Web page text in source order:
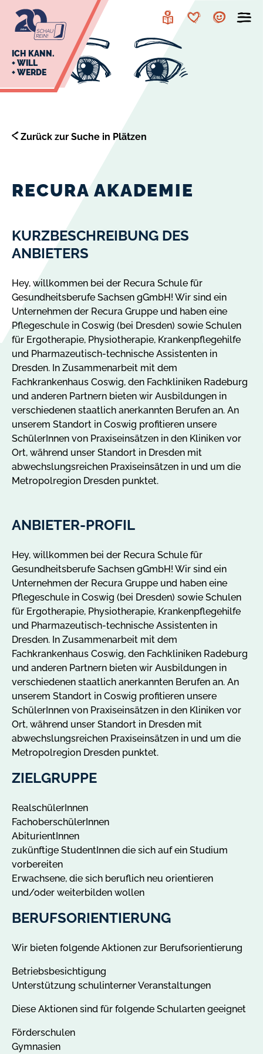
Navigation
Inhalt
Leichte
MerkzettelAccount
ICH KANN.
+ WILL
+ WERDE
Zurück zur Suche in Plätzen
RECURA AKADEMIE
KURZBESCHREIBUNG DES
ANBIETERS
Hey, willkommen bei der Recura Schule für
Gesundheitsberufe Sachsen gGmbH! Wir sind ein
Unternehmen der Recura Gruppe und haben eine
Pflegeschule in Coswig (bei Dresden) sowie Schulen
für Ergotherapie, Physiotherapie, Krankenpflegehilfe
und Pharmazeutisch-technische Assistenten in
Dresden. In Zusammenarbeit mit dem
Fachkrankenhaus Coswig, den Fachkliniken Radeburg
und anderen Partnern bieten wir Ausbildungen in
verschiedenen staatlich anerkannten Berufen an. An
unserem Standort in Coswig profitieren unsere
SchülerInnen von Praxiseinsätzen in den Kliniken vor
Ort, während unser Standort in Dresden mit
abwechslungsreichen Praxiseinsätzen in und um die
Metropolregion Dresden punktet.
ANBIETER-PROFIL
Hey, willkommen bei der Recura Schule für
Gesundheitsberufe Sachsen gGmbH! Wir sind ein
Unternehmen der Recura Gruppe und haben eine
Pflegeschule in Coswig (bei Dresden) sowie Schulen
für Ergotherapie, Physiotherapie, Krankenpflegehilfe
und Pharmazeutisch-technische Assistenten in
Dresden. In Zusammenarbeit mit dem
Fachkrankenhaus Coswig, den Fachkliniken Radeburg
und anderen Partnern bieten wir Ausbildungen in
verschiedenen staatlich anerkannten Berufen an. An
unserem Standort in Coswig profitieren unsere
SchülerInnen von Praxiseinsätzen in den Kliniken vor
Ort, während unser Standort in Dresden mit
abwechslungsreichen Praxiseinsätzen in und um die
Metropolregion Dresden punktet.
ZIELGRUPPE
RealschülerInnen
FachoberschülerInnen
AbiturientInnen
zukünftige StudentInnen die sich auf ein Studium
vorbereiten
Erwachsene, die sich beruflich neu orientieren
und/oder weiterbilden wollen
BERUFSORIENTIERUNG
Wir bieten folgende Aktionen zur Berufsorientierung
Betriebsbesichtigung
Unterstützung schulinterner Veranstaltungen
Diese Aktionen sind für folgende Schularten geeignet
Förderschulen
Gymnasien